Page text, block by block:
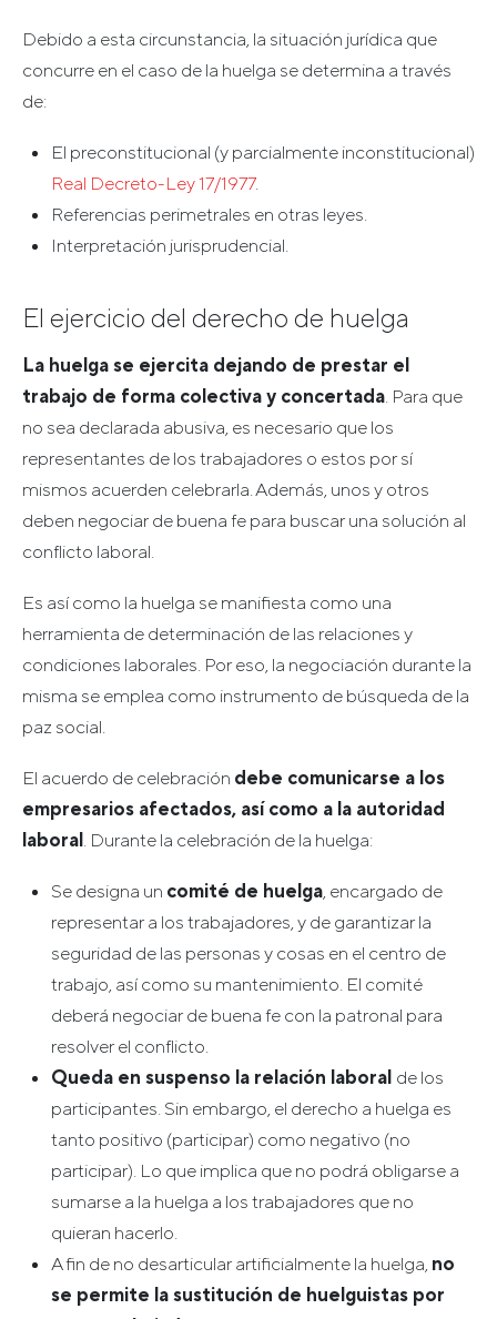
Debido a esta circunstancia, la situación jurídica que
concurre en el caso de la huelga se determina a través
de:
El preconstitucional (y parcialmente inconstitucional)
Real Decreto-Ley 17/1977.
Referencias perimetrales en otras leyes.
Interpretación jurisprudencial.
El ejercicio del derecho de huelga
La huelga se ejercita dejando de prestar el
trabajo de forma colectiva y concertada . Para que
no sea declarada abusiva, es necesario que los
representantes de los trabajadores o estos por sí
mismos acuerden celebrarla. Además, unos y otros
deben negociar de buena fe para buscar una solución al
conflicto laboral.
Es así como la huelga se manifiesta como una
herramienta de determinación de las relaciones y
condiciones laborales. Por eso, la negociación durante la
misma se emplea como instrumento de búsqueda de la
paz social.
El acuerdo de celebración debe comunicarse a los
empresarios afectados, así como a la autoridad
laboral . Durante la celebración de la huelga:
Se designa un comité de huelga , encargado de
representar a los trabajadores, y de garantizar la
seguridad de las personas y cosas en el centro de
trabajo, así como su mantenimiento. El comité
deberá negociar de buena fe con la patronal para
resolver el conflicto.
Queda en suspenso la relación laboral de los
participantes. Sin embargo, el derecho a huelga es
tanto positivo (participar) como negativo (no
participar). Lo que implica que no podrá obligarse a
sumarse a la huelga a los trabajadores que no
quieran hacerlo.
A fin de no desarticular artificialmente la huelga, no
se permite la sustitución de huelguistas por